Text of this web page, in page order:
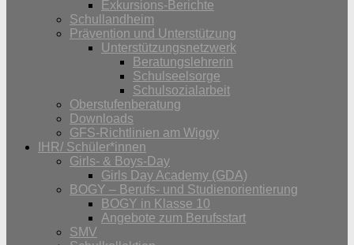
Exkursions-Berichte
Schullandheim
Prävention und Unterstützung
Unterstützungsnetzwerk
Beratungslehrerin
Schulseelsorge
Schulsozialarbeit
Oberstufenberatung
Downloads
GFS-Richtlinien am Wiggy
IHR/ Schüler*innen
Girls- & Boys-Day
Girls Day Academy (GDA)
BOGY – Berufs- und Studienorientierung
BOGY in Klasse 10
Angebote zum Berufsstart
SMV